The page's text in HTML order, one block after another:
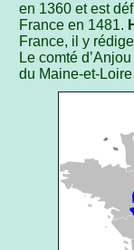
en 1360 et est
France en 1481.
France, il y
Le comté
du Maine-et-